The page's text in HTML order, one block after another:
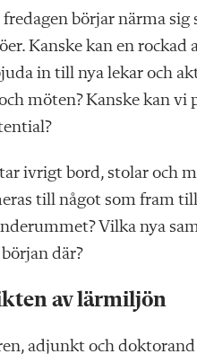
börjar närma
Kanske kan en
in till nya lekar och
möten? Kanske kan vi
ivrigt bord, stolar och
till något som fram
Vilka nya
där?
av lärmiljön
adjunkt och